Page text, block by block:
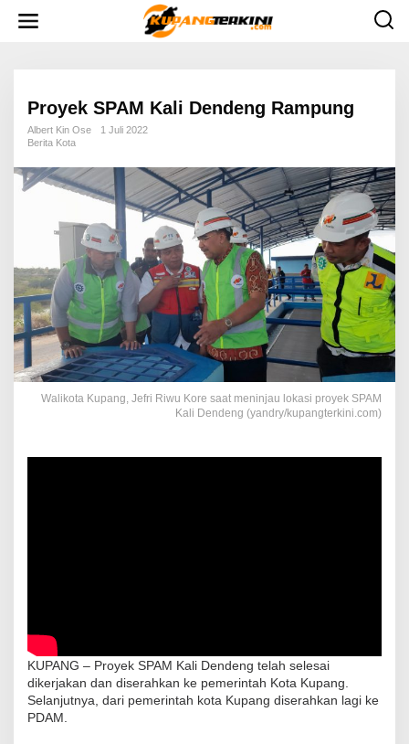
Proyek SPAM Kali Dendeng Rampung
Albert Kin Ose
1 Juli 2022
Berita Kota
Walikota Kupang, Jefri Riwu Kore saat meninjau lokasi proyek SPAM
Kali Dendeng (yandry/kupangterkini.com)
KUPANG – Proyek SPAM Kali Dendeng telah selesai
dikerjakan dan diserahkan ke pemerintah Kota Kupang.
Selanjutnya, dari pemerintah kota Kupang diserahkan lagi ke
PDAM.